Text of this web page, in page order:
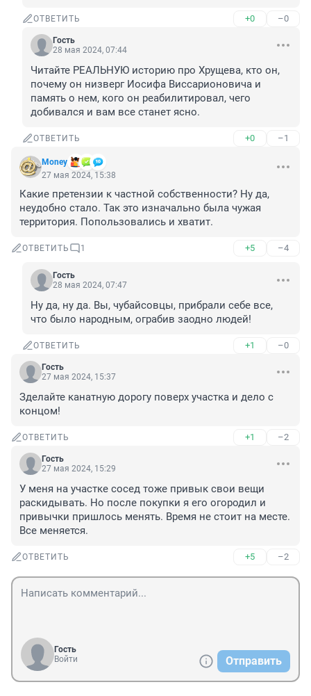
ОТВЕТИТЬ +0 –0
Гость
28 мая 2024, 07:44
Читайте РЕАЛЬНУЮ историю про Хрущева, кто он,
почему он низверг Иосифа Виссарионовича и
память о нем, кого он реабилитировал, чего
добивался и вам все станет ясно.
ОТВЕТИТЬ +0 –1
Money
27 мая 2024, 15:38
Какие претензии к частной собственности? Ну да,
неудобно стало. Так это изначально была чужая
территория. Попользовались и хватит.
ОТВЕТИТЬ 1 +5 –4
Гость
28 мая 2024, 07:47
Ну да, ну да. Вы, чубайсовцы, прибрали себе все,
что было народным, ограбив заодно людей!
ОТВЕТИТЬ +1 –0
Гость
27 мая 2024, 15:37
Зделайте канатную дорогу поверх участка и дело с
концом!
ОТВЕТИТЬ +1 –2
Гость
27 мая 2024, 15:29
У меня на участке сосед тоже привык свои вещи
раскидывать. Но после покупки я его огородил и
привычки пришлось менять. Время не стоит на месте.
Все меняется.
ОТВЕТИТЬ +5 –2
Гость
Войти
Отправить